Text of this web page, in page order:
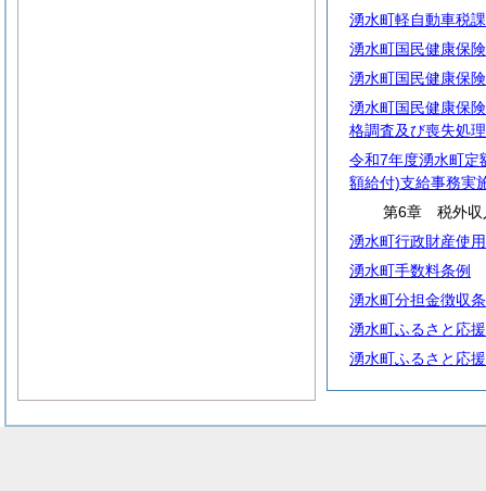
湧水町軽自動車税
湧水町国民健康保
湧水町国民健康保
湧水町国民健康保
格調査及び喪失処
令和7年度湧水町定
額給付)支給事務実
第6章 税外収
湧水町行政財産使
湧水町手数料条例
湧水町分担金徴収
湧水町ふるさと応
湧水町ふるさと応